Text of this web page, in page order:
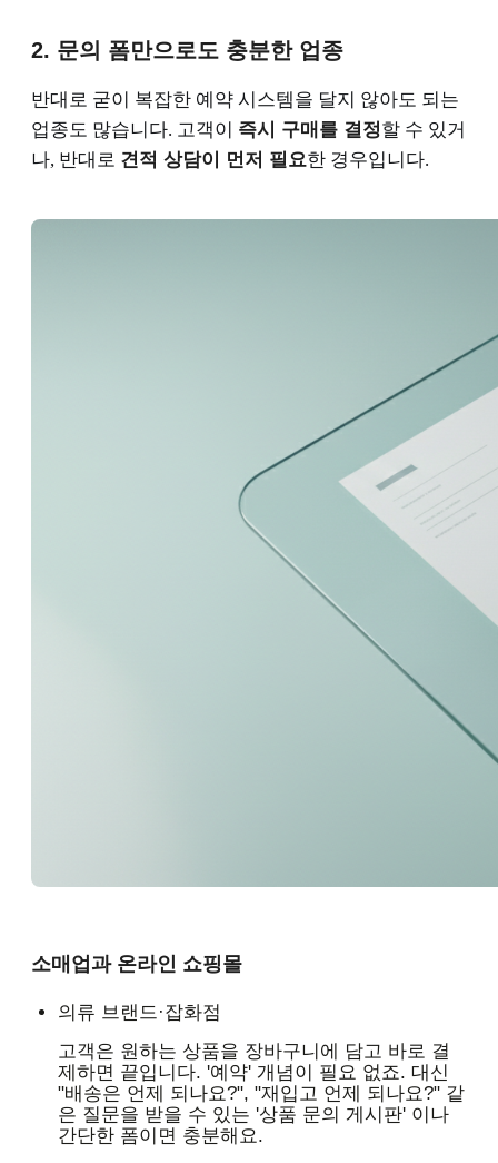
2. 문의 폼만으로도 충분한 업종
반대로 굳이 복잡한 예약 시스템을 달지 않아도 되는
업종도 많습니다. 고객이 즉시 구매를 결정할 수 있거
나, 반대로 견적 상담이 먼저 필요한 경우입니다.
소매업과 온라인 쇼핑몰
의류 브랜드·잡화점
고객은 원하는 상품을 장바구니에 담고 바로 결
제하면 끝입니다. '예약' 개념이 필요 없죠. 대신
"배송은 언제 되나요?", "재입고 언제 되나요?" 같
은 질문을 받을 수 있는 '상품 문의 게시판' 이나
간단한 폼이면 충분해요.